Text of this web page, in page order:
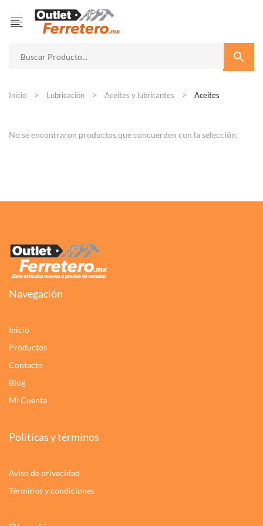
Inicio Lubricación Aceites y lubricantes Aceites
No se encontraron productos que concuerden con la selección.
Navegación
Inicio
Productos
Contacto
Blog
Mi Cuenta
Políticas y términos
Aviso de privacidad
Términos y condiciones